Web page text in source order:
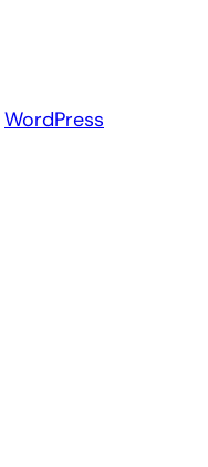
WordPress